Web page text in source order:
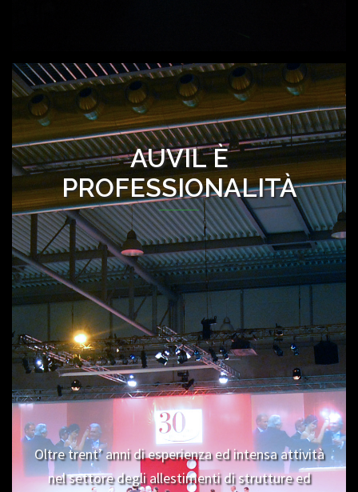
AUVIL È
PROFESSIONALITÀ
Oltre trent’ anni di esperienza ed intensa attività
nel settore degli allestimenti di strutture ed